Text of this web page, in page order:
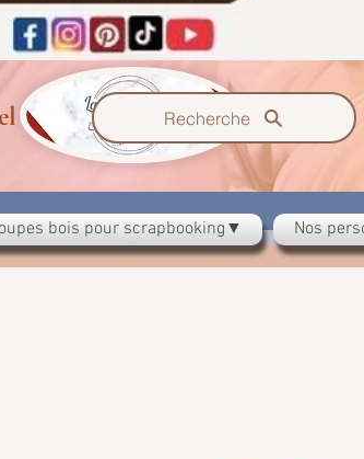
bois pour scrapbooking▼ Nos
Kreation Recherche